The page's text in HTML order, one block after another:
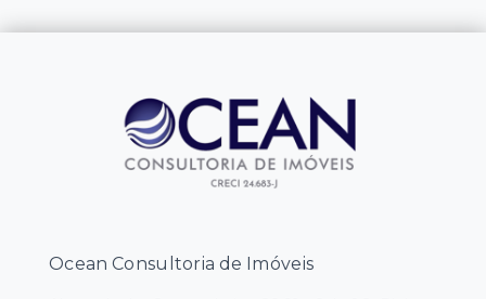
Ocean Consultoria de Imóveis